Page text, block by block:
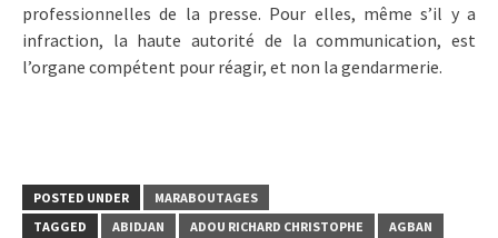
professionnelles de la presse. Pour elles, même s’il y a
infraction, la haute autorité de la communication, est
l’organe compétent pour réagir, et non la gendarmerie.
POSTED UNDER
MARABOUTAGES
TAGGED
ABIDJAN ADOU RICHARD CHRISTOPHE
AGBAN